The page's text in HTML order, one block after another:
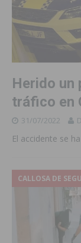
Herido un
tráfico en
31/07/2022
El accidente se
CALLOSA DE